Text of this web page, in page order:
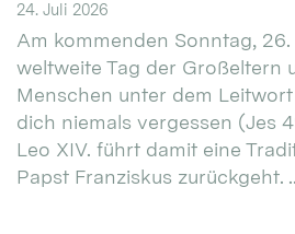
24. Juli 2026
Am kommenden Sonntag,
weltweite Tag der Großeltern
Menschen unter dem
dich niemals vergessen (Jes
Leo XIV. führt damit eine
Papst Franziskus zurückgeht.